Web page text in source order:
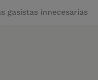
gasistas innecesarias